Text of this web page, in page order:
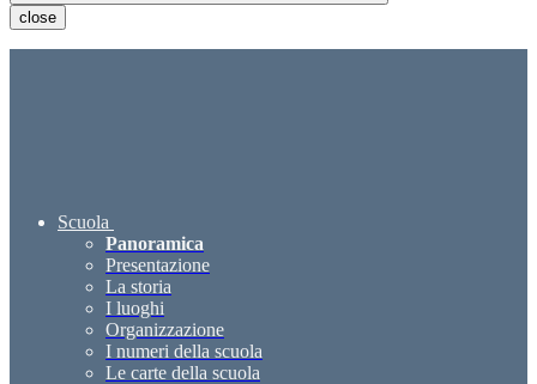
close
Scuola
Panoramica
Presentazione
La storia
I luoghi
Organizzazione
I numeri della scuola
Le carte della scuola